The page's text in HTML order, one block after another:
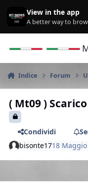
View in the app
A better way to
Indice Forum
( Mt09 )
Condividi
bisonte1718